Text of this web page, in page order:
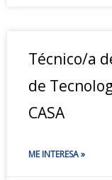
Técnico/a
de
CASA
ME INTERESA »